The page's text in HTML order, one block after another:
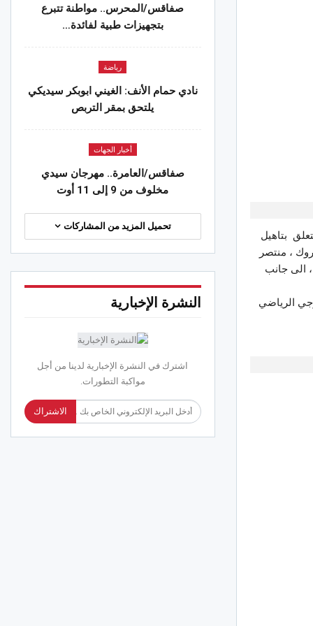
بتاهيل
حمزة المبروك ، منتصر
، الى جانب
الرياضي
صفاقس/المحرس.. مواطنة تتبرع
بتجهيزات طبية لفائدة…
رياضة
نادي حمام الأنف: الغيني ابوبكر سيديكي
يلتحق بمقر التربص
أخبار الجهات
صفاقس/العامرة.. مهرجان سيدي
مخلوف من 9 إلى 11 أوت
تحميل المزيد من المشاركات
النشرة الإخبارية
اشترك في النشرة الإخبارية لدينا من أجل
مواكبة التطورات.
الاشتراك